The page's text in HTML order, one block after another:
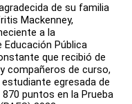
de su familia
Mackenney,
a la
Pública
que recibió de
compañeros de curso,
egresada de
puntos en la Prueba